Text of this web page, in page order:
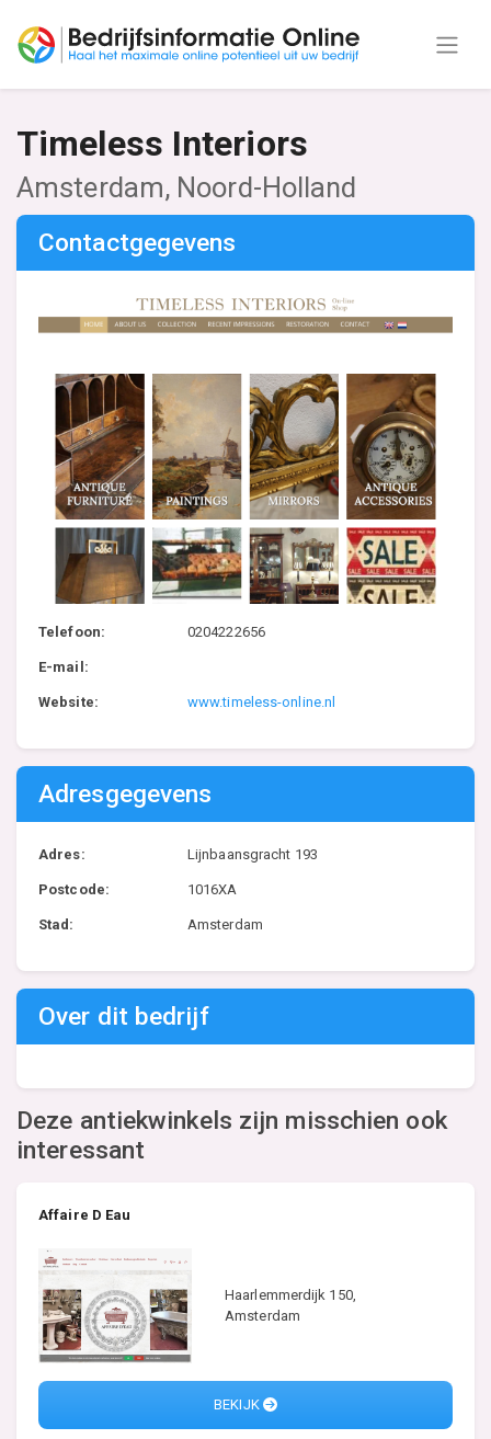
Timeless Interiors
Amsterdam, Noord-Holland
Contactgegevens
Telefoon: 0204222656
E-mail:
Website: www.timeless-online.nl
Adresgegevens
Adres: Lijnbaansgracht 193
Postcode: 1016XA
Stad: Amsterdam
Over dit bedrijf
Deze antiekwinkels zijn misschien ook
interessant
Affaire D Eau
Haarlemmerdijk 150,
Amsterdam
BEKIJK